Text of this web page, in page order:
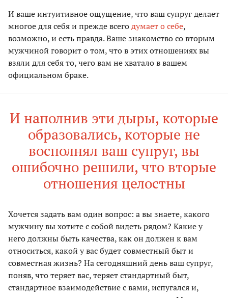
И ваше интуитивное ощущение, что ваш супруг делает
многое для себя и прежде всегодумает о себе,
возможно, и есть правда. Ваше знакомство со вторым
мужчиной говорит о том, что в этих отношениях вы
взяли для себя то, чего вам не хватало в вашем
официальном браке.
И наполнив эти дыры, которые
образовались, которые не
восполнял ваш супруг, вы
ошибочно решили, что вторые
отношения целостны
Хочется задать вам один вопрос: а вы знаете, какого
мужчину вы хотите с собой видеть рядом? Какие у
него должны быть качества, как он должен к вам
относиться, какой у вас будет совместный быт и
совместная жизнь? На сегодняшний день ваш супруг,
поняв, что теряет вас, теряет стандартный быт,
стандартное взаимодействие с вами, испугался и,